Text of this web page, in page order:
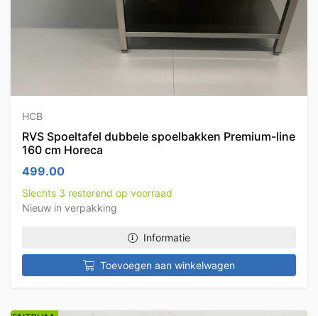
HCB
RVS Spoeltafel dubbele spoelbakken Premium-line
160 cm Horeca
499.00
Slechts 3 resterend op voorraad
Nieuw in verpakking
Informatie
Toevoegen aan winkelwagen